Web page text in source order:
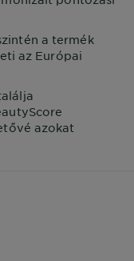
a termék
az Európai
azokat